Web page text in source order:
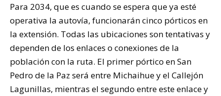
Para 2034, que es cuando se espera que ya esté
operativa la autovía, funcionarán cinco pórticos en
la extensión. Todas las ubicaciones son tentativas y
dependen de los enlaces o conexiones de la
población con la ruta. El primer pórtico en San
Pedro de la Paz será entre Michaihue y el Callejón
Lagunillas, mientras el segundo entre este enlace y